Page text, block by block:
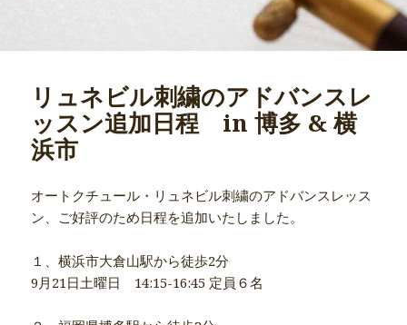
リュネビル刺繍のアドバンスレ
ッスン追加日程 in 博多 & 横
浜市
オートクチュール・リュネビル刺繍のアドバンスレッス
ン、ご好評のため日程を追加いたしました。
１、横浜市大倉山駅から徒歩2分
9月21日土曜日 14:15-16:45 定員６名